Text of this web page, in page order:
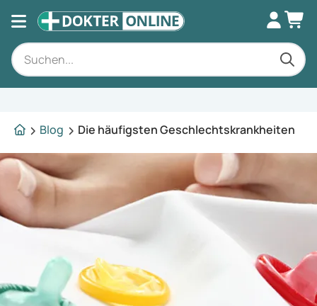
Blog
Die häufigsten Geschlechtskrankheiten